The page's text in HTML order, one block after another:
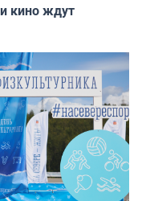
кино ждут